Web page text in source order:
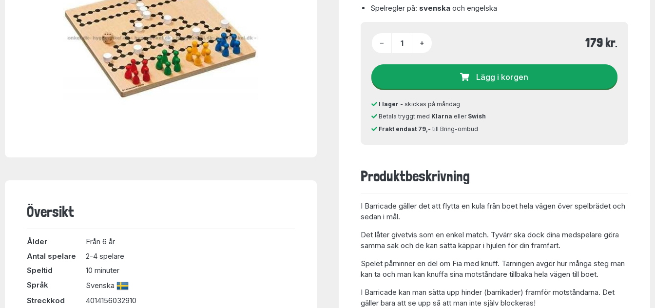
Översikt
Ålder
Från 6 år
Antal spelare
2-4 spelare
Speltid
10 minuter
Språk
Svenska
Streckkod
4014156032910
Spelregler på: svenskaoch engelska
− + 179 kr.
Lägg i korgen
I lager - skickas på måndag
Betala tryggt med Klarna eller Swish
Frakt endast 79,- till Bring-ombud
Produktbeskrivning
I Barricade gäller det att flytta en kula från boet hela vägen över spelbrädet och
sedan i mål.
Det låter givetvis som en enkel match. Tyvärr ska dock dina medspelare göra
samma sak och de kan sätta käppar i hjulen för din framfart.
Spelet påminner en del om Fia med knuff. Tärningen avgör hur många steg man
kan ta och man kan knuffa sina motståndare tillbaka hela vägen till boet.
I Barricade kan man sätta upp hinder (barrikader) framför motståndarna. Det
gäller bara att se upp så att man inte själv blockeras!